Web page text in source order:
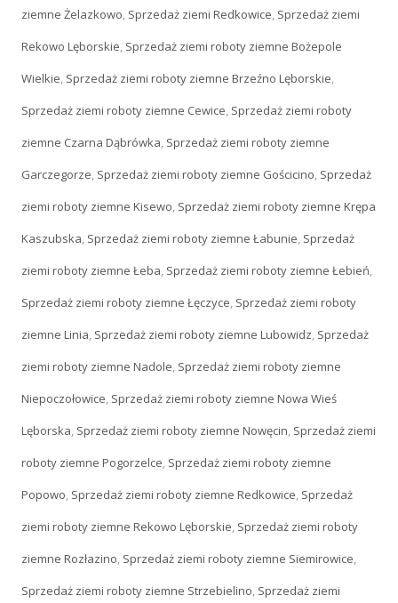
ziemne Żelazkowo, Sprzedaż ziemi Redkowice, Sprzedaż ziemi
Rekowo Lęborskie, Sprzedaż ziemi roboty ziemne Bożepole
Wielkie, Sprzedaż ziemi roboty ziemne Brzeźno Lęborskie,
Sprzedaż ziemi roboty ziemne Cewice, Sprzedaż ziemi roboty
ziemne Czarna Dąbrówka, Sprzedaż ziemi roboty ziemne
Garczegorze, Sprzedaż ziemi roboty ziemne Gościcino, Sprzedaż
ziemi roboty ziemne Kisewo, Sprzedaż ziemi roboty ziemne Krępa
Kaszubska, Sprzedaż ziemi roboty ziemne Łabunie, Sprzedaż
ziemi roboty ziemne Łeba, Sprzedaż ziemi roboty ziemne Łebień,
Sprzedaż ziemi roboty ziemne Łęczyce, Sprzedaż ziemi roboty
ziemne Linia, Sprzedaż ziemi roboty ziemne Lubowidz, Sprzedaż
ziemi roboty ziemne Nadole, Sprzedaż ziemi roboty ziemne
Niepoczołowice, Sprzedaż ziemi roboty ziemne Nowa Wieś
Lęborska, Sprzedaż ziemi roboty ziemne Nowęcin, Sprzedaż ziemi
roboty ziemne Pogorzelce, Sprzedaż ziemi roboty ziemne
Popowo, Sprzedaż ziemi roboty ziemne Redkowice, Sprzedaż
ziemi roboty ziemne Rekowo Lęborskie, Sprzedaż ziemi roboty
ziemne Rozłazino, Sprzedaż ziemi roboty ziemne Siemirowice,
Sprzedaż ziemi roboty ziemne Strzebielino, Sprzedaż ziemi